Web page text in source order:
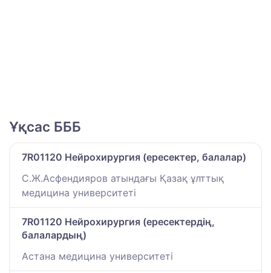
Ұқсас БББ
7R01120 Нейрохирургия (ересектер, балалар)
С.Ж.Асфендияров атындағы Қазақ ұлттық
медицина университеті
7R01120 Нейрохирургия (ересектердің,
балалардың)
Астана медицина университеті